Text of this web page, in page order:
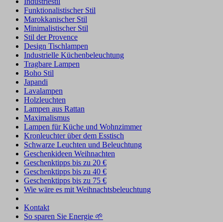
Funktionalistischer Stil
Marokkanischer Stil
Minimalistischer Stil
Stil der Provence
Design Tischlampen
Industrielle Küchenbeleuchtung
Tragbare Lampen
Boho Stil
Japandi
Lavalampen
Holzleuchten
Lampen aus Rattan
Maximalismus
Lampen für Küche und Wohnzimmer
Kronleuchter über dem Esstisch
Schwarze Leuchten und Beleuchtung
Geschenkideen Weihnachten
Geschenktipps bis zu 20 €
Geschenktipps bis zu 40 €
Geschenktipps bis zu 75 €
Wie wäre es mit Weihnachtsbeleuchtung
Kontakt
So sparen Sie Energie 🌱